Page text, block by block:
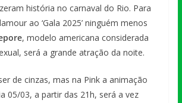
história no carnaval do Rio. Para
ao ‘Gala 2025’ ninguém menos
, modelo americana considerada
será a grande atração da noite.
de cinzas, mas na Pink a animação
05/03, a partir das 21h, será a vez